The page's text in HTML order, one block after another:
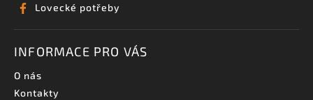
Lovecké potřeby
INFORMACE PRO VÁS
O nás
Kontakty